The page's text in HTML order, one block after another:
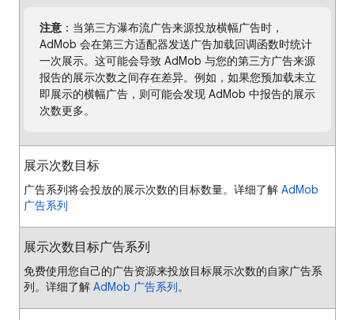
注意 ：当第三方瀑布流广告来源投放横幅广告时，
AdMob 会在第三方适配器发送广告加载回调函数时统计
一次展示。这可能会导致 AdMob 与您的第三方广告来源
报告的展示次数之间存在差异。例如，如果您预加载未立
即展示的横幅广告，则可能会发现 AdMob 中报告的展示
次数更多。
展示次数目标
广告系列将会投放的展示次数的目标数量。详细了解 AdMob
广告系列
展示次数目标广告系列
免费使用您自己的广告资源来投放目标展示次数的自家广告系
列。详细了解 AdMob 广告系列。